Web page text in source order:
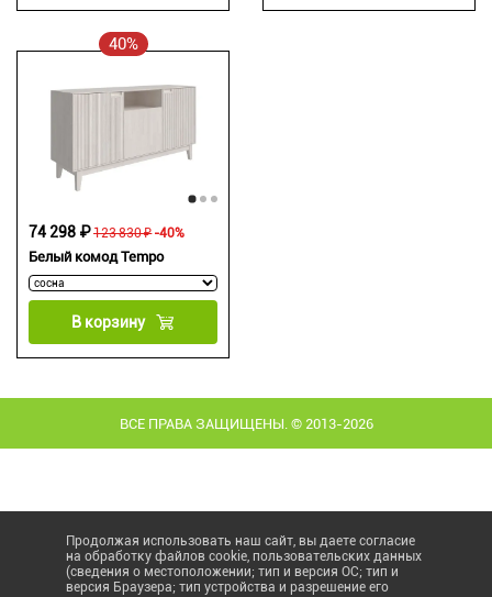
40%
Белый комод Tempo
123 830 ₽
74 298 ₽ -40%
В корзину
ВСЕ ПРАВА ЗАЩИЩЕНЫ. © 2013-2026
Продолжая использовать наш сайт, вы даете согласие
на обработку файлов cookie, пользовательских данных
(сведения о местоположении; тип и версия ОС; тип и
версия Браузера; тип устройства и разрешение его